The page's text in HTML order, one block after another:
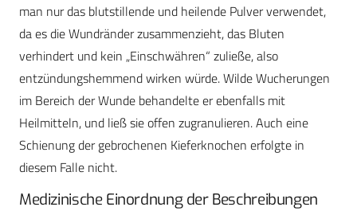
man nur das blutstillende und heilende Pulver verwendet,
da es die Wundränder zusammenzieht, das Bluten
verhindert und kein „Einschwähren“ zuließe, also
entzündungshemmend wirken würde. Wilde Wucherungen
im Bereich der Wunde behandelte er ebenfalls mit
Heilmitteln, und ließ sie offen zugranulieren. Auch eine
Schienung der gebrochenen Kieferknochen erfolgte in
diesem Falle nicht.
Medizinische Einordnung der Beschreibungen